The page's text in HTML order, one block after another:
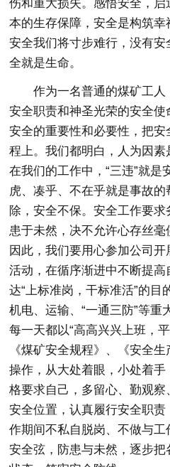
伤和重大损失。感悟安全，
本的生存保障，安全是构筑
安全我们将寸步难行，没有
全就是生命。
作为一名普通的煤矿工
安全职责和神圣光荣的安全
安全的重要性和必要性，把安
程上。我们都明白，人为因素
在我们的工作中，“三违”就是
虎、凑乎、不在乎就是事故的
除，安全不保。安全工作要
患于未然，决不允许心存丝毫
因此，我们要用心参加公司
活动，在循序渐进中不断提高
达“上标准岗，干标准活”的目
机电、运输、“一通三防”等重
每一天都以“高高兴兴上班，
《煤矿安全规程》、《安全
操作，从大处着眼，小处着
格要求自己，多留心、勤观
安全位置，认真履行安全职
作期间不私自脱岗、不做与
安全弦，防患与未然，逐步